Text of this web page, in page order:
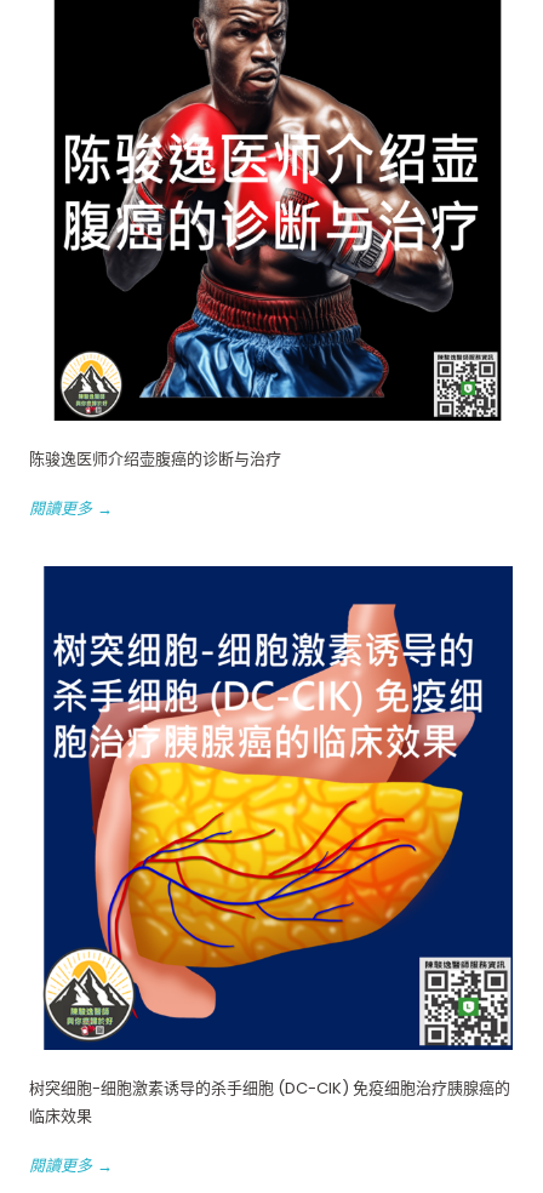
陈骏逸医师介绍壶腹癌的诊断与治疗
閱讀更多 →
树突细胞-细胞激素诱导的杀手细胞 (DC-CIK) 免疫细胞治疗胰腺癌的
临床效果
閱讀更多 →